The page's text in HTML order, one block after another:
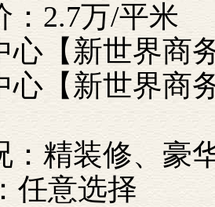
：2.7万/平米
心【新世界商
心【新世界商
：精装修、豪
任意选择